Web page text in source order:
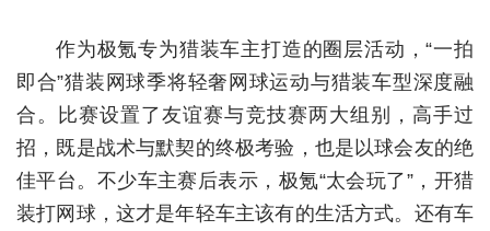
汽车
房产
消费
创意
作为极氪专为猎装车主打造的圈层活动，“一拍
即合”猎装网球季将轻奢网球运动与猎装车型深度融
合。比赛设置了友谊赛与竞技赛两大组别，高手过
招，既是战术与默契的终极考验，也是以球会友的绝
佳平台。不少车主赛后表示，极氪“太会玩了”，开猎
装打网球，这才是年轻车主该有的生活方式。还有车